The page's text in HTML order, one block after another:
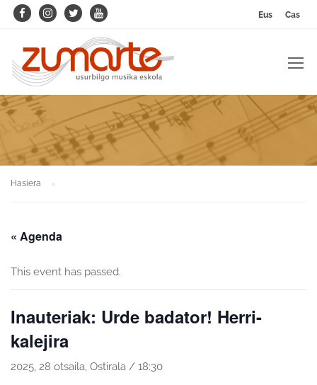
Eus Cas
Hasiera
« Agenda
This event has passed.
Inauteriak: Urde badator! Herri-
kalejira
2025, 28 otsaila, Ostirala / 18:30